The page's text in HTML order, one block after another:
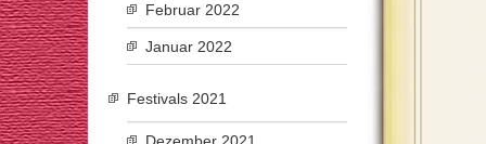
Februar 2022
Januar 2022
Festivals 2021